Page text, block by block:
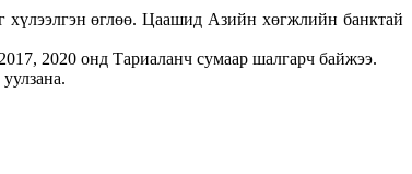
өглөө. Цаашид Азийн хөгжлийн банктай
2020 онд Тариаланч сумаар шалгарч байжээ.